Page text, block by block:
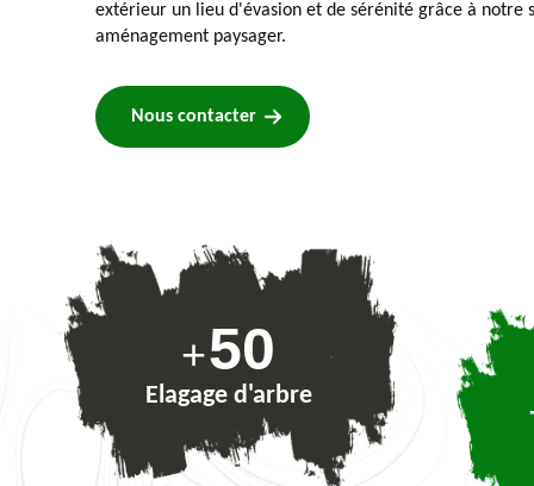
extérieur un lieu d'évasion et de sérénité grâce à notre
aménagement paysager.
Nous contacter
+74
Elagage d'arbre